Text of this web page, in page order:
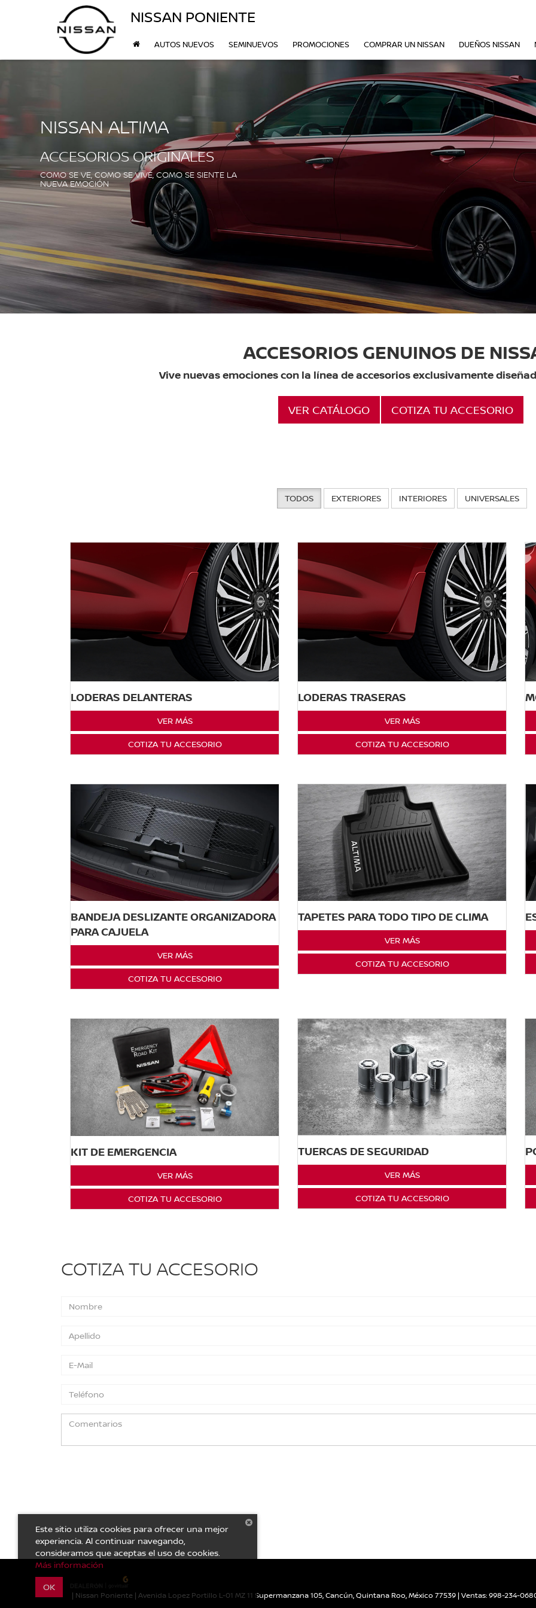
NISSAN PONIENTE
AUTOS NUEVOS SEMINUEVOS PROMOCIONES COMPRAR UN NISSAN DUEÑOS NISSAN
NISSAN ALTIMA
ACCESORIOS ORIGINALES
COMO SE VE, COMO SE VIVE, COMO SE SIENTE LA
NUEVA EMOCIÓN
ACCESORIOS GENUINOS DE
Vive nuevas emociones con la línea de accesorios exclusivamente
VER CATÁLOGO COTIZA TU ACCESORIO
TODOS EXTERIORES INTERIORES UNIVERSALES
LODERAS DELANTERAS
VER MÁS
COTIZA TU ACCESORIO
LODERAS TRASERAS
VER MÁS
COTIZA TU ACCESORIO
BANDEJA DESLIZANTE ORGANIZADORA
PARA CAJUELA
VER MÁS
COTIZA TU ACCESORIO
TAPETES PARA TODO TIPO DE CLIMA
VER MÁS
COTIZA TU ACCESORIO
KIT DE EMERGENCIA
VER MÁS
COTIZA TU ACCESORIO
TUERCAS DE SEGURIDAD
VER MÁS
COTIZA TU ACCESORIO
COTIZA TU ACCESORIO
| Nissan Poniente | Avenida Lopez Portillo L-01 MZ 11 Supermanzana 105,Cancún,Quintana Roo,México 77539 | Ventas:998-234-
Este sitio utiliza cookies para ofrecer una mejor
experiencia. Al continuar navegando,
consideramos que aceptas el uso de cookies.
Más información
OK